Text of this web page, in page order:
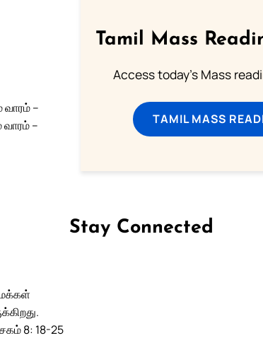
–
–
8: 18-25
Tamil Mass
Access today's Mass
TAMIL MASS
Stay Connected